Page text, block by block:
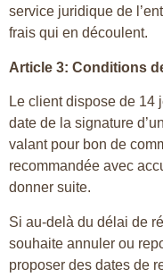
service juridique de
frais qui en découlent.
Article 3: Conditions
Le client dispose de 14
date de la signature
valant pour bon de
recommandée avec
donner suite.
Si au-delà du délai de
souhaite annuler ou
proposer des dates de